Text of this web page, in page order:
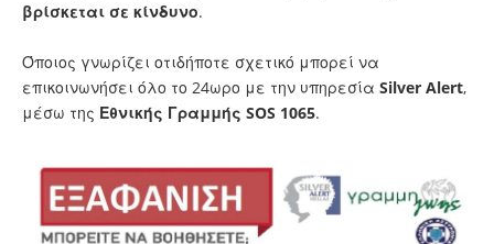
βρίσκεται σε κίνδυνο.
Όποιος γνωρίζει οτιδήποτε σχετικό μπορεί να
επικοινωνήσει όλο το 24ωρο με την υπηρεσία Silver Alert,
μέσω της Εθνικής Γραμμής SOS 1065.